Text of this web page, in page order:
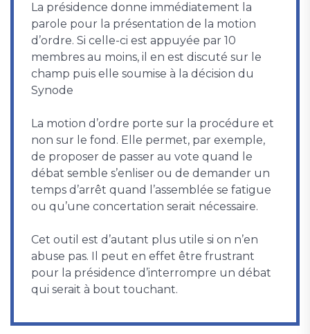
La présidence donne immédiatement la
parole pour la présentation de la motion
d’ordre. Si celle-ci est appuyée par 10
membres au moins, il en est discuté sur le
champ puis elle soumise à la décision du
Synode
La motion d’ordre porte sur la procédure et
non sur le fond. Elle permet, par exemple,
de proposer de passer au vote quand le
débat semble s’enliser ou de demander un
temps d’arrêt quand l’assemblée se fatigue
ou qu’une concertation serait nécessaire.
Cet outil est d’autant plus utile si on n’en
abuse pas. Il peut en effet être frustrant
pour la présidence d’interrompre un débat
qui serait à bout touchant.